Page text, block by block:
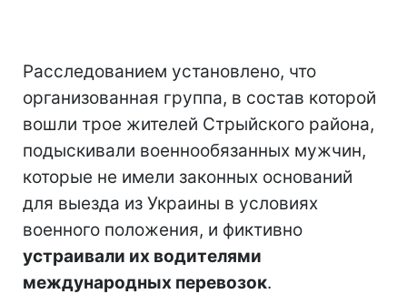
Расследованием установлено, что
организованная группа, в состав которой
вошли трое жителей Стрыйского района,
подыскивали военнообязанных мужчин,
которые не имели законных оснований
для выезда из Украины в условиях
военного положения, и фиктивно
устраивали их водителями
международных перевозок.